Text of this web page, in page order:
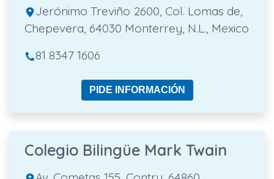
Jerónimo Treviño 2600, Col. Lomas de,
Chepevera, 64030 Monterrey, N.L., Mexico
81 8347 1606
PIDE INFORMACIÓN
Colegio Bilingüe Mark Twain